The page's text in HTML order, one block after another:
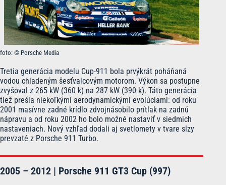
foto: © Porsche Media
Tretia generácia modelu Cup-911 bola prvýkrát poháňaná
vodou chladeným šesťvalcovým motorom. Výkon sa postupne
zvyšoval z 265 kW (360 k) na 287 kW (390 k). Táto generácia
tiež prešla niekoľkými aerodynamickými evolúciami: od roku
2001 masívne zadné krídlo zdvojnásobilo prítlak na zadnú
nápravu a od roku 2002 ho bolo možné nastaviť v siedmich
nastaveniach. Nový vzhľad dodali aj svetlomety v tvare slzy
prevzaté z Porsche 911 Turbo.
2005 – 2012 | Porsche 911 GT3 Cup (997)